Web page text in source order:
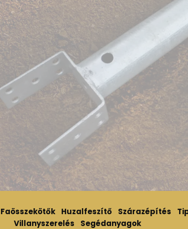
Faösszekötők Huzalfeszítő Szárazépítés
Villanyszerelés
Segédanyagok